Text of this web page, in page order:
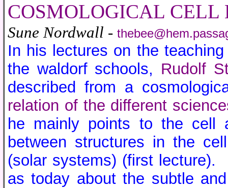
COSMOLOGICAL CELL
Sune Nordwall -
In his lectures on the
the waldorf schools, Rudolf
described from a
relation of the different
he mainly points to the cell
between structures in the
(solar systems) (first
as today about the subtle